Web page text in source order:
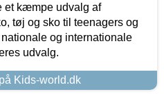
et kæmpe udvalg af
tøj og sko til teenagers og
og internationale
udvalg.
Kids-world.dk